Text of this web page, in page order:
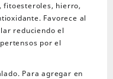
fitoesteroles, hierro,
Favorece al
reduciendo el
por el
Para agregar en